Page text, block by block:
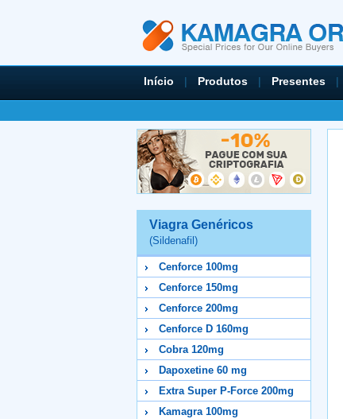
Início | Produtos | Presentes |
Viagra Genéricos
(Sildenafil)
Cenforce 100mg
Cenforce 150mg
Cenforce 200mg
Cenforce D 160mg
Cobra 120mg
Dapoxetine 60 mg
Extra Super P-Force 200mg
Kamagra 100mg